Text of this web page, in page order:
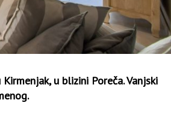
u blizini Poreča. Vanjski